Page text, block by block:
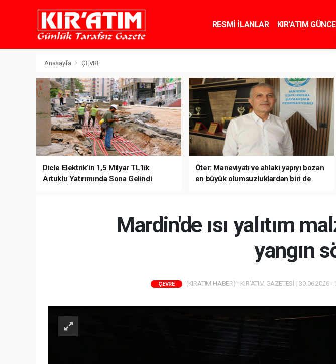
RESMİ İLANLAR KIR'ATIM
Anasayfa ÇEVRE
Dicle Elektrik’in 1,5 Milyar TL’lik
Artuklu Yatırımında Sona Gelindi
Öter: Maneviyatı ve ahlaki yapıyı bozan
en büyük olumsuzluklardan biri de
Mardin'de ısı yalıtım
yangın
ÇEVRE (KIRATIM HABER) - KIR'ATIM GAZETESİ | 30.06.2026